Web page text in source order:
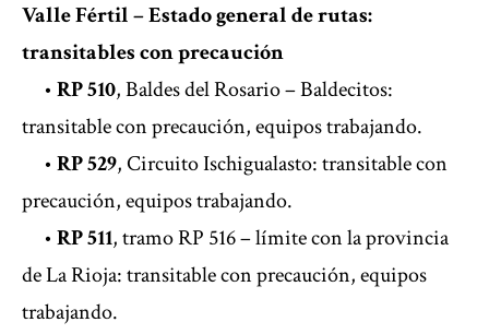
Valle Fértil – Estado general de rutas:
transitables con precaución
• RP 510, Baldes del Rosario – Baldecitos:
transitable con precaución, equipos trabajando.
• RP 529, Circuito Ischigualasto: transitable con
precaución, equipos trabajando.
• RP 511, tramo RP 516 – límite con la provincia
de La Rioja: transitable con precaución, equipos
trabajando.